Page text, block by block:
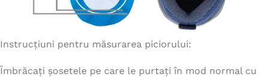
Instrucțiuni pentru măsurarea piciorului:
Îmbrăcați șosetele pe care le purtați în mod normal cu